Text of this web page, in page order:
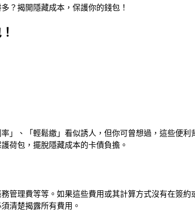
？揭開隱藏成本，保護你的錢包！
」、「輕鬆繳」看似誘人，但你可曾想過，這些便
荷包，擺脫隱藏成本的卡債負擔。
管理費等等。如果這些費用或其計算方式沒有在簽
清楚揭露所有費用。